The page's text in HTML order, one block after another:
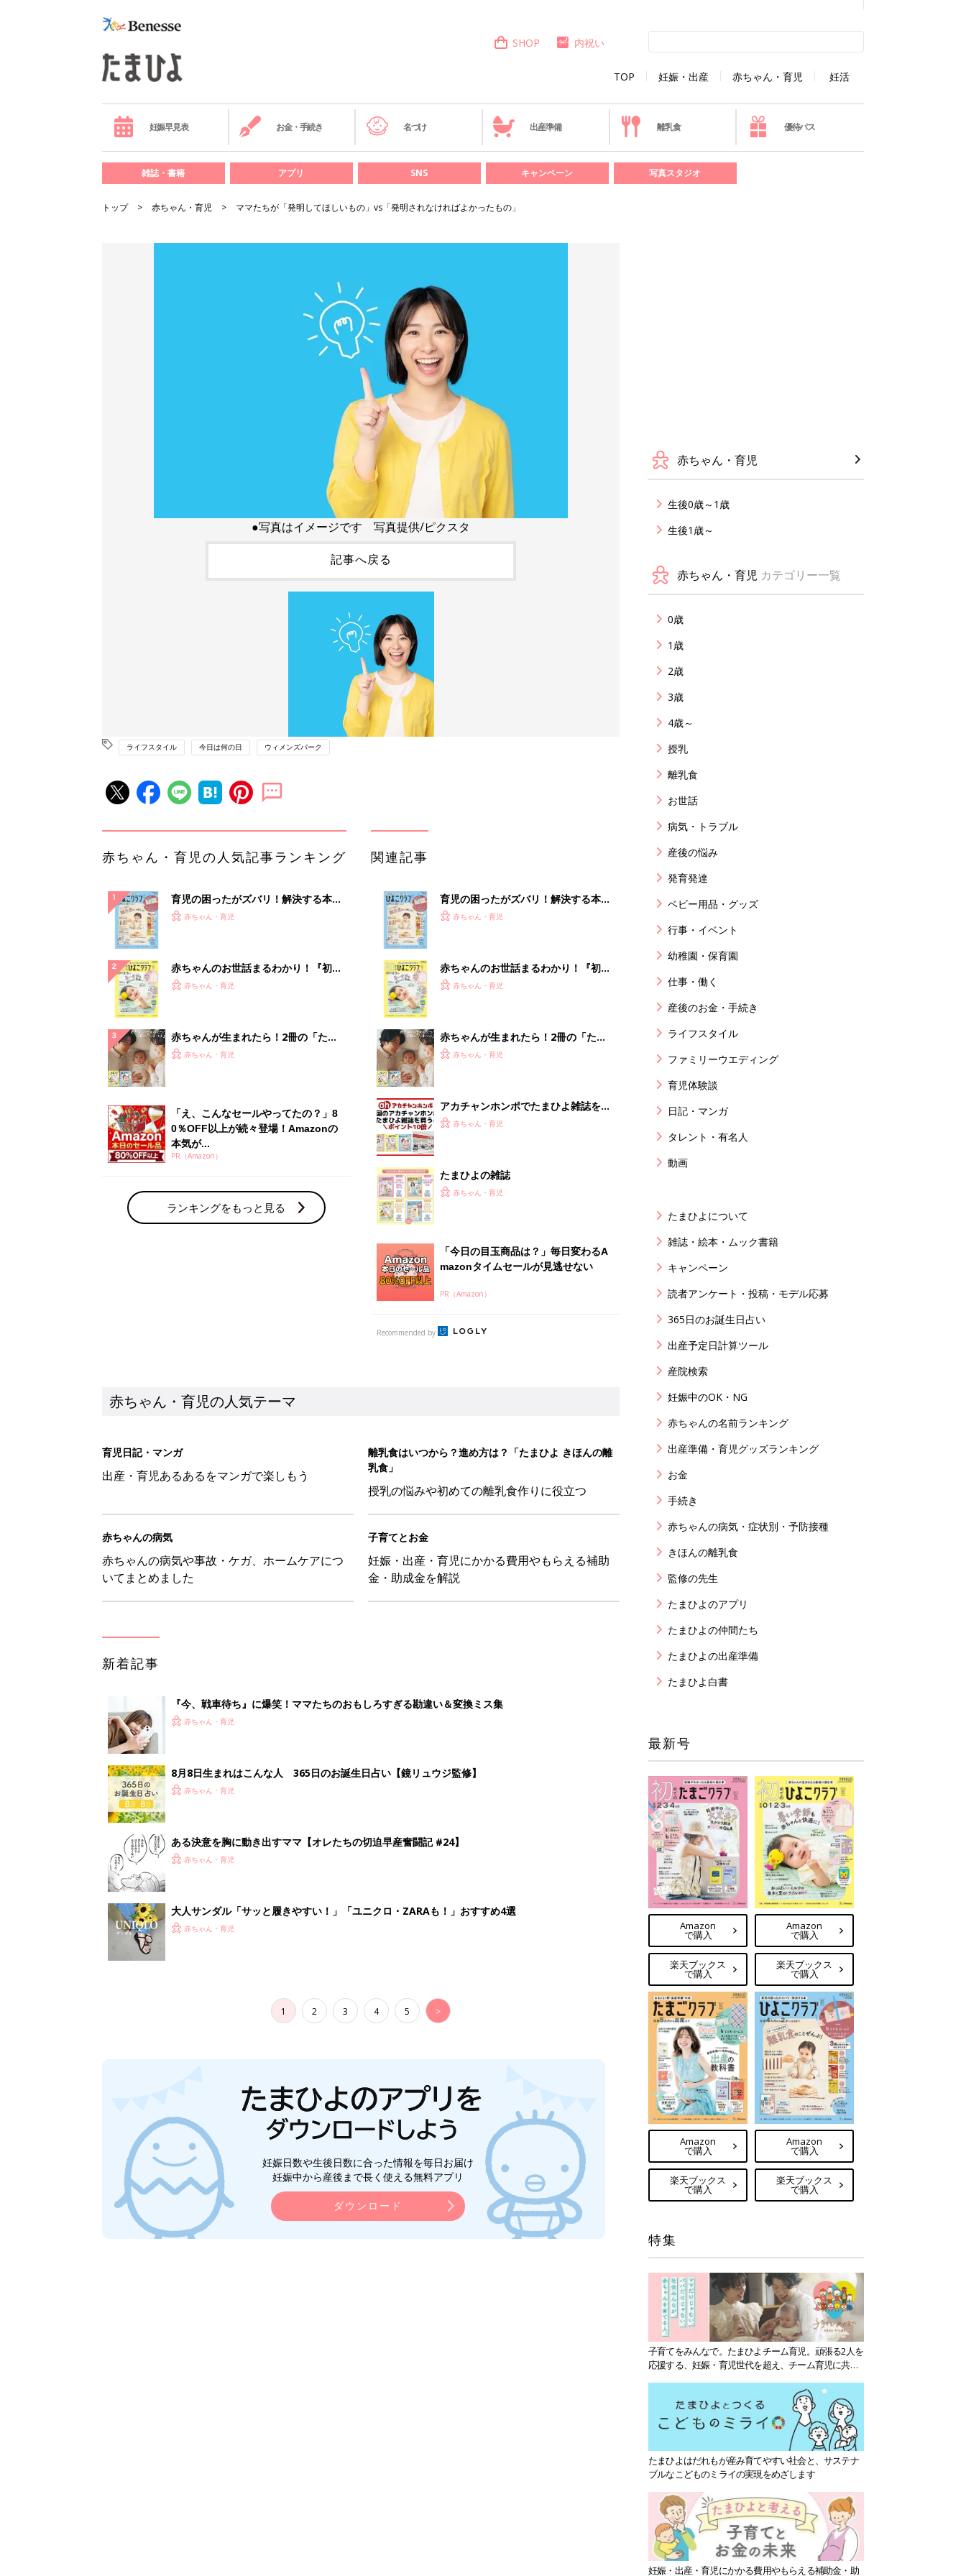
TOP 妊娠・出産 赤ちゃん・育児 妊活
SHOP 内祝い
妊娠早見表 お金・手続き 名づけ 出産準備 離乳食 優待パス
雑誌・書籍 アプリ SNS キャンペーン 写真スタジオ
トップ 赤ちゃん・育児 ママたちが「発明してほしいもの」vs「発明されなければよかったもの」
●写真はイメージです 写真提供/ピクスタ
記事へ戻る
ライフスタイル 今日は何の日 ウィメンズパーク
赤ちゃん・育児の人気記事ランキング
育児の困ったがズバリ！解決する本
『ひよこクラブ 秋号』 4カ月～2才
赤ちゃん・育児
赤ちゃんのお世話まるわかり！『初め
てのひよこクラブ 夏号』〈巻頭大特
赤ちゃん・育児
赤ちゃんが生まれたら！2冊の「たま
ひよ」
赤ちゃん・育児
「え、こんなセールやってたの？」8
0％OFF以上が続々登場！Amazonの
本気が...
PR（Amazon）
ランキングをもっと見る
関連記事
育児の困ったがズバリ！解決する本
『ひよこクラブ 秋号』 4カ月～2才
赤ちゃん・育児
赤ちゃんのお世話まるわかり！『初め
てのひよこクラブ 夏号』〈巻頭大特
赤ちゃん・育児
赤ちゃんが生まれたら！2冊の「たま
ひよ」
赤ちゃん・育児
アカチャンホンポでたまひよ雑誌を買
うとポイント10倍【期間限定】
赤ちゃん・育児
たまひよの雑誌
赤ちゃん・育児
「今日の目玉商品は？」毎日変わるA
mazonタイムセールが見逃せない
PR（Amazon）
Recommended by
赤ちゃん・育児の人気テーマ
育児日記・マンガ
出産・育児あるあるをマンガで楽しもう
離乳食はいつから？進め方は？「たまひよ きほんの離
乳食」
授乳の悩みや初めての離乳食作りに役立つ
赤ちゃんの病気
赤ちゃんの病気や事故・ケガ、ホームケアにつ
いてまとめました
子育てとお金
妊娠・出産・育児にかかる費用やもらえる補助
金・助成金を解説
新着記事
『今、戦車待ち』に爆笑！ママたちのおもしろすぎる勘違い＆変換ミス集
赤ちゃん・育児
8月8日生まれはこんな人 365日のお誕生日占い【鏡リュウジ監修】
赤ちゃん・育児
ある決意を胸に動き出すママ【オレたちの切迫早産奮闘記 #24】
赤ちゃん・育児
大人サンダル「サッと履きやすい！」「ユニクロ・ZARAも！」おすすめ4選
赤ちゃん・育児
1 2 3 4 5 >
妊娠日数や生後日数に合った情報を毎日お届け
妊娠中から産後まで長く使える無料アプリ
ダウンロード
赤ちゃん・育児
生後0歳～1歳
生後1歳～
赤ちゃん・育児 カテゴリー一覧
0歳
1歳
2歳
3歳
4歳～
授乳
離乳食
お世話
病気・トラブル
産後の悩み
発育発達
ベビー用品・グッズ
行事・イベント
幼稚園・保育園
仕事・働く
産後のお金・手続き
ライフスタイル
ファミリーウエディング
育児体験談
日記・マンガ
タレント・有名人
動画
たまひよについて
雑誌・絵本・ムック書籍
キャンペーン
読者アンケート・投稿・モデル応募
365日のお誕生日占い
出産予定日計算ツール
産院検索
妊娠中のOK・NG
赤ちゃんの名前ランキング
出産準備・育児グッズランキング
お金
手続き
赤ちゃんの病気・症状別・予防接種
きほんの離乳食
監修の先生
たまひよのアプリ
たまひよの仲間たち
たまひよの出産準備
たまひよ白書
最新号
Amazon
で購入
楽天ブックス
で購入
Amazon
で購入
楽天ブックス
で購入
Amazon
で購入
楽天ブックス
で購入
Amazon
で購入
楽天ブックス
で購入
特集
子育てをみんなで。たまひよチーム育児。頑張る2人を
応援する、妊娠・育児世代を超え、チーム育児に共感
たまひよはだれもが産み育てやすい社会と、サステナ
ブルなこどものミライの実現をめざします
妊娠・出産・育児にかかる費用やもらえる補助金・助